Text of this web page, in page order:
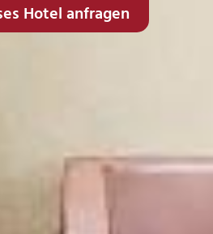
Hotel anfragen